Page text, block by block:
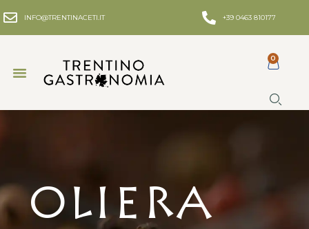
INFO@TRENTINACETI.IT +39 0463 810177
0
Oliera